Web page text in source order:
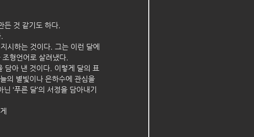
든 것 같기도 하다.
시하는 것이다. 그는 이런 달에
형언어로 살려냈다.
담아 낸 것이다. 이렇게 달의 표
의 별빛이나 은하수에 관심을
‘푸른 달’의 서정을 담아내기